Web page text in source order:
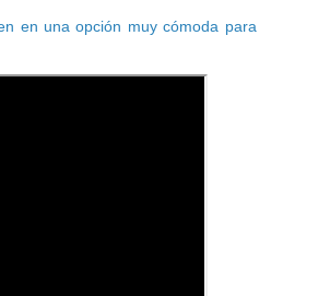
en una opción muy cómoda para